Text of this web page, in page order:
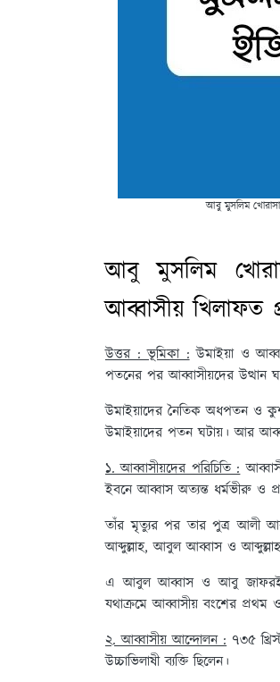
আবু মুসলিম
আবু মুসলিম
আব্বাসীয় খিলাফত
উত্তর : ভূমিকা :উমাইয়া ও
পতনের পর আব্বাসীয়দের উত্থান
উমাইয়াদের নৈতিক অধপতন ও
উমাইয়াদের পতন ঘটায়। আর
১. আব্বাসীয়দের পরিচিতি :
ইবনে আব্বাস অত্যন্ত ধর্মভীরু ও
তাঁর মৃত্যুর পর তার পুত্র আলী
আব্দুল্লাহ, আবুল আব্বাস ও
এ আবুল আব্বাস ও আবু জাফরই
যথাক্রমে আব্বাসীয় বংশের প্রথম
২. আব্বাসীয় আন্দোলন :৭৩৫
উচ্চাভিলাষী ব্যক্তি ছিলেন।